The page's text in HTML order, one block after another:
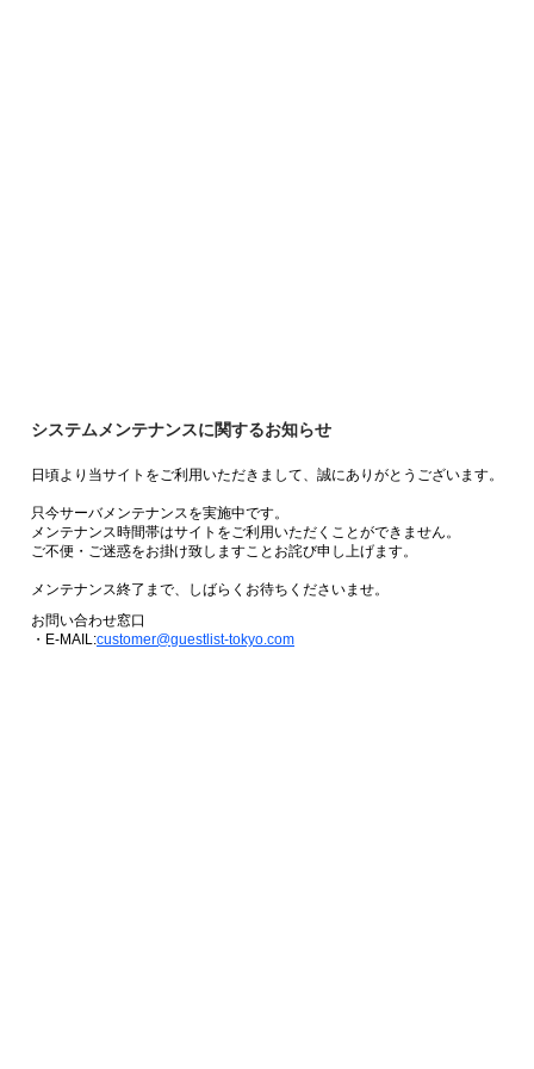
システムメンテナンスに関するお知らせ
日頃より当サイトをご利用いただきまして、誠にありがとうございます。
只今サーバメンテナンスを実施中です。
メンテナンス時間帯はサイトをご利用いただくことができません。
ご不便・ご迷惑をお掛け致しますことお詫び申し上げます。
メンテナンス終了まで、しばらくお待ちくださいませ。
お問い合わせ窓口
・E-MAIL:customer@guestlist-tokyo.com